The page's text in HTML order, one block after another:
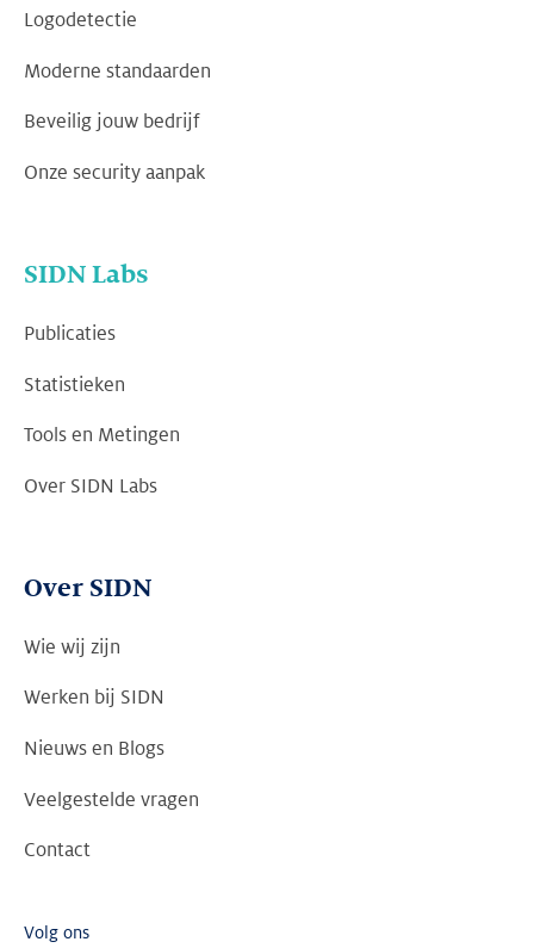
Logodetectie
Moderne standaarden
Beveilig jouw bedrijf
Onze security aanpak
SIDN Labs
Publicaties
Statistieken
Tools en Metingen
Over SIDN Labs
Over SIDN
Wie wij zijn
Werken bij SIDN
Nieuws en Blogs
Veelgestelde vragen
Contact
Volg ons